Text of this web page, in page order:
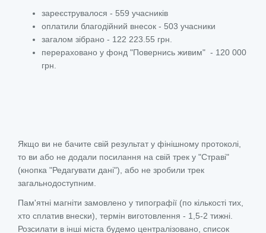
зареєструвалося - 559 учасників
оплатили благодійний внесок - 503 учасники
загалом зібрано - 122 223.55 грн.
перераховано у фонд "Повернись живим" - 120 000
грн.
Якщо ви не бачите свій результат у фінішному протоколі,
то ви або не додали посилання на свій трек у "Страві"
(кнопка "Редагувати дані"), або не зробили трек
загальнодоступним.
Пам'ятні магніти замовлено у типографії (по кількості тих,
хто сплатив внески), термін виготовлення - 1,5-2 тижні.
Розсилати в інші міста будемо централізовано, список